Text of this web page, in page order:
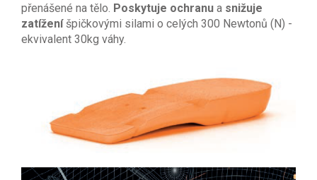
přenášené na tělo. Poskytuje ochranu a snižuje
zatížení špičkovými silami o celých 300 Newtonů (N) -
ekvivalent 30kg váhy.